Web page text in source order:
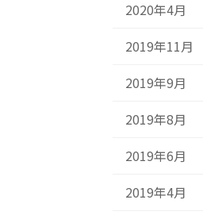
2020年4月
2019年11月
2019年9月
2019年8月
2019年6月
2019年4月